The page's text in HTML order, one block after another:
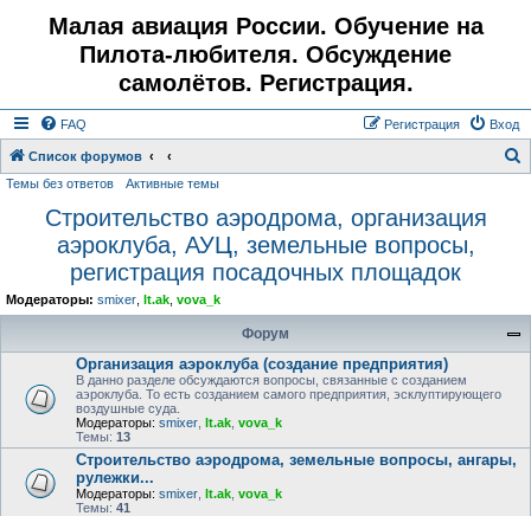
Малая авиация России. Обучение на
Пилота-любителя. Обсуждение
самолётов. Регистрация.
FAQ Вход
Регистрация
Список форумов
Темы без ответов Активные темы
Строительство аэродрома, организация
аэроклуба, АУЦ, земельные вопросы,
регистрация посадочных площадок
Модераторы: smixer lt.ak vova_k
Форум
Организация аэроклуба (создание предприятия)
В данно разделе обсуждаются вопросы, связанные с созданием
аэроклуба. То есть созданием самого предприятия, эсклуптирующего
воздушные суда.
Модераторы: smixer lt.ak vova_k
Темы: 13
Строительство аэродрома, земельные вопросы, ангары,
рулежки...
Модераторы: smixer lt.ak vova_k
Темы: 41